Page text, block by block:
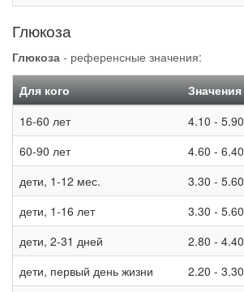
Глюкоза
Глюкоза - референсные значения:
Для кого
Значения
16-60 лет
4.10 - 5.90
60-90 лет
4.60 - 6.40
дети, 1-12 мес.
3.30 - 5.60
дети, 1-16 лет
3.30 - 5.60
дети, 2-31 дней
2.80 - 4.40
дети, первый день жизни
2.20 - 3.30